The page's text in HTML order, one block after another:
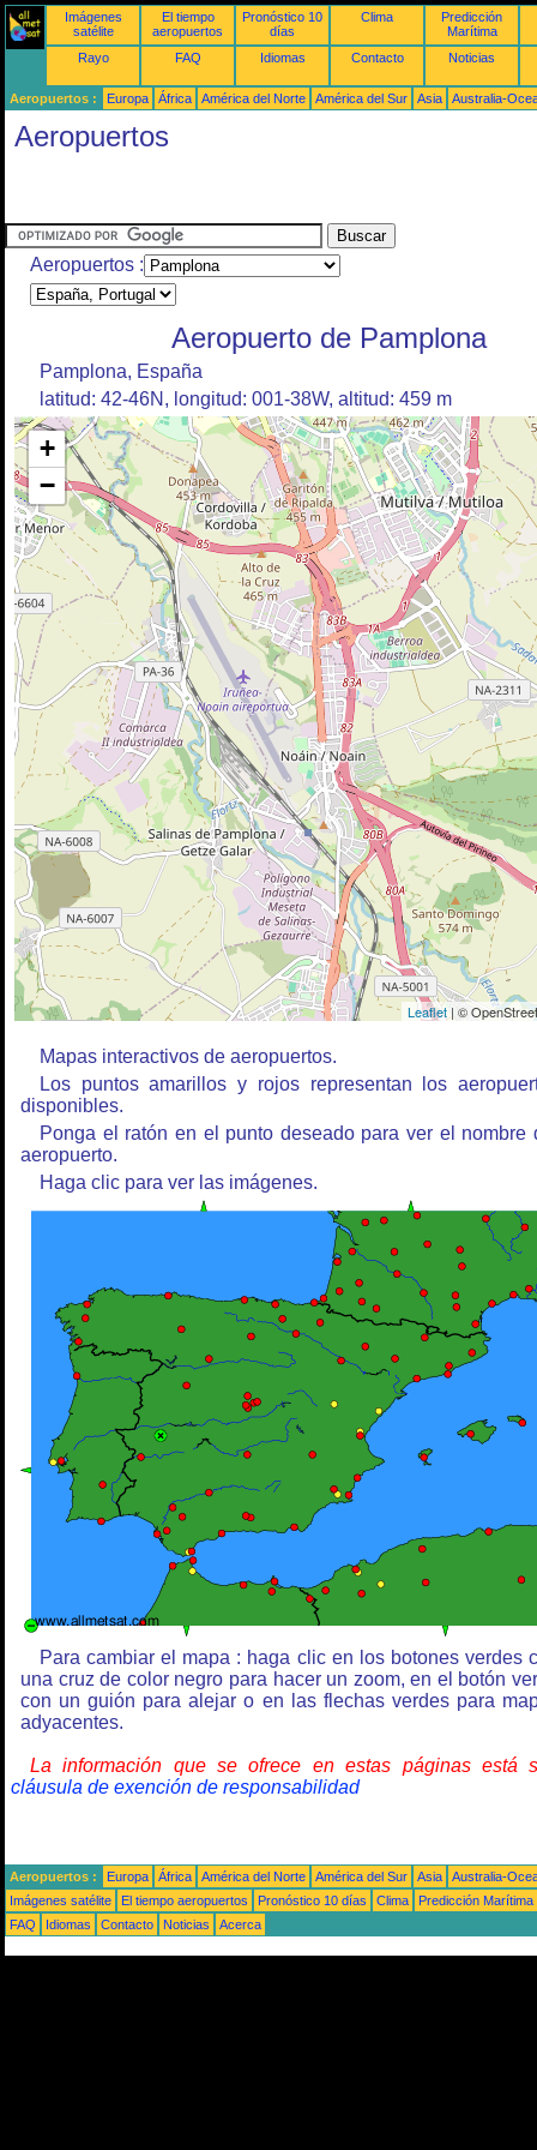
Imágenes
satélite
El tiempo
aeropuertos
Pronóstico 10
días
Clima
Predicción
Marítima
Rayo
FAQ Idiomas Contacto Noticias
Aeropuertos : Europa África América del Norte América del Sur Asia Australia-
Aeropuertos
Aeropuertos :
Aeropuerto de Pamplona
Pamplona, España
latitud: 42-46N, longitud: 001-38W, altitud: 459 m
+
−
Leaflet| ©
Mapas interactivos de aeropuertos.
Los puntos amarillos y rojos representan los
disponibles.
Ponga el ratón en el punto deseado para ver el nombre
aeropuerto.
Haga clic para ver las imágenes.
Para cambiar el mapa : haga clic en los botones verdes
una cruz de color negro para hacer un zoom, en el botón
con un guión para alejar o en las flechas verdes para
adyacentes.
La información que se ofrece en estas páginas está
cláusula de exención de responsabilidad
Aeropuertos : Europa África América del Norte América del Sur Asia
Australia-
Imágenes satélite
El tiempo aeropuertos Pronóstico 10 días Clima
Predicción Marítima
FAQ
Idiomas Contacto Noticias Acerca